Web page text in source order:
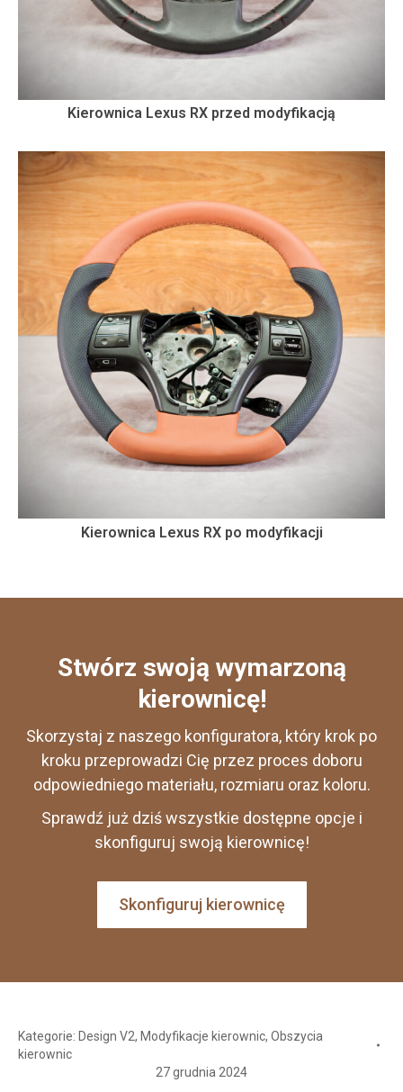
Kierownica Lexus RX przed modyfikacją
Kierownica Lexus RX po modyfikacji
Stwórz swoją wymarzoną
kierownicę!
Skorzystaj z naszego konfiguratora, który krok po
kroku przeprowadzi Cię przez proces doboru
odpowiedniego materiału, rozmiaru oraz koloru.
Sprawdź już dziś wszystkie dostępne opcje i
skonfiguruj swoją kierownicę!
Skonfiguruj kierownicę
Kategorie: Design V2, Modyfikacje kierownic, Obszycia
kierownic
27 grudnia 2024